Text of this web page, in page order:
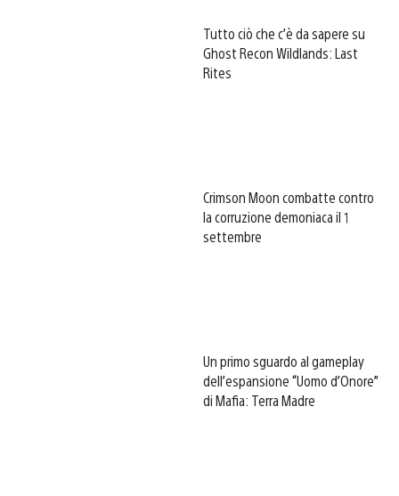
Tutto ciò che c’è da sapere su
Ghost Recon Wildlands: Last
Rites
Crimson Moon combatte contro
la corruzione demoniaca il 1
settembre
Un primo sguardo al gameplay
dell’espansione “Uomo d’Onore”
di Mafia: Terra Madre